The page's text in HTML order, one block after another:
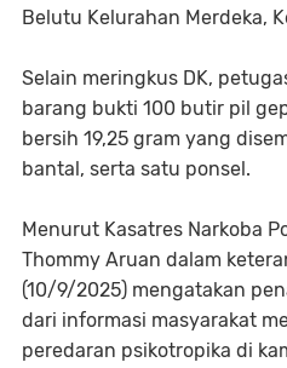
Belutu Kelurahan Merdeka,
Selain meringkus DK,
barang bukti 100 butir pil
bersih 19,25 gram yang
bantal, serta satu ponsel.
Menurut Kasatres Narkoba
Thommy Aruan dalam
(10/9/2025) mengatakan
dari informasi masyarakat
peredaran psikotropika di